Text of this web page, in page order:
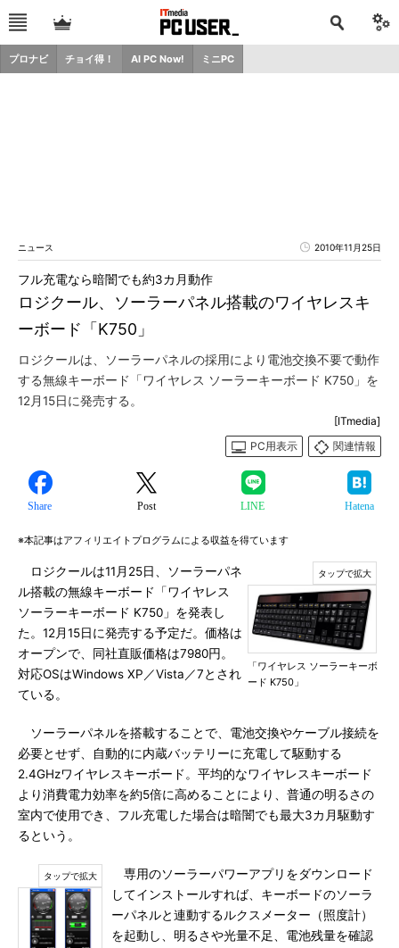
プロナビ チョイ得！ AI PC Now! ミニPC
ニュース 2010年11月25日
ロジクール、ソーラーパネル搭載のワイヤレスキ
ーボード「K750」
フル充電なら暗闇でも約3カ月動作
ロジクールは、ソーラーパネルの採用により電池交換不要で動作
する無線キーボード「ワイヤレス ソーラーキーボード K750」を
12月15日に発売する。
[ITmedia]
PC用表示
関連情報
Share Post LINE Hatena
※本記事はアフィリエイトプログラムによる収益を得ています
「ワイヤレス ソーラーキーボ
ード K750」
ロジクールは11月25日、ソーラーパネ
ル搭載の無線キーボード「ワイヤレス
ソーラーキーボード K750」を発表し
た。12月15日に発売する予定だ。価格は
オープンで、同社直販価格は7980円。
対応OSはWindows XP／Vista／7とされ
ている。
ソーラーパネルを搭載することで、電池交換やケーブル接続を
必要とせず、自動的に内蔵バッテリーに充電して駆動する
2.4GHzワイヤレスキーボード。平均的なワイヤレスキーボード
より消費電力効率を約5倍に高めることにより、普通の明るさの
室内で使用でき、フル充電した場合は暗闇でも最大3カ月駆動す
るという。
専用のソーラーパワーアプリをダウンロード
してインストールすれば、キーボードのソーラ
ーパネルと連動するルクスメーター（照度計）
を起動し、明るさや光量不足、電池残量を確認